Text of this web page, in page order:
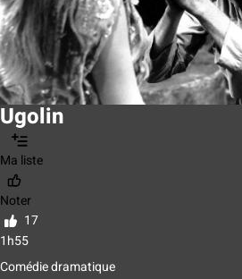
Ugolin
Ma liste
Noter
17
1h55
Comédie dramatique